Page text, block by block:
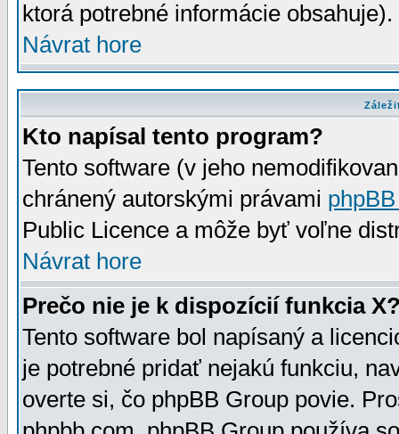
ktorá potrebné informácie
Návrat hore
Kto napísal tento program?
Tento software (v jeho
chránený autorskými právami
Public Licence a môže byť voľne
Návrat hore
Prečo nie je k dispozícií funkcia
Tento software bol napísaný a
je potrebné pridať nejakú funkciu,
overte si, čo phpBB Group povie.